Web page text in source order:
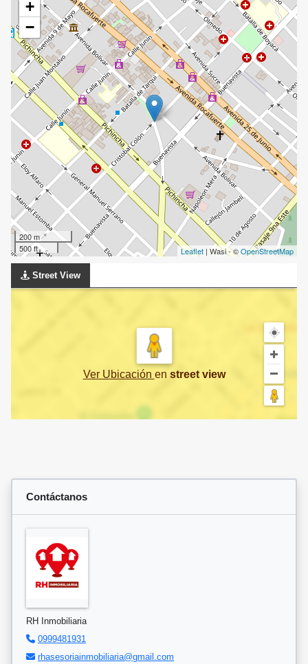
+
−
200 m
500 ft
Leaflet | Wasi - ©OpenStreetMap
Street View
Ver Ubicación en street view
Contáctanos
RH Inmobiliaria
0999481931
rhasesoriainmobiliaria@gmail.com